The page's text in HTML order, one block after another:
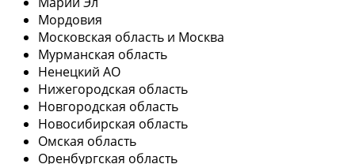
Мордовия
Московская область и Москва
Мурманская область
Ненецкий АО
Нижегородская область
Новгородская область
Новосибирская область
Омская область
Оренбургская область